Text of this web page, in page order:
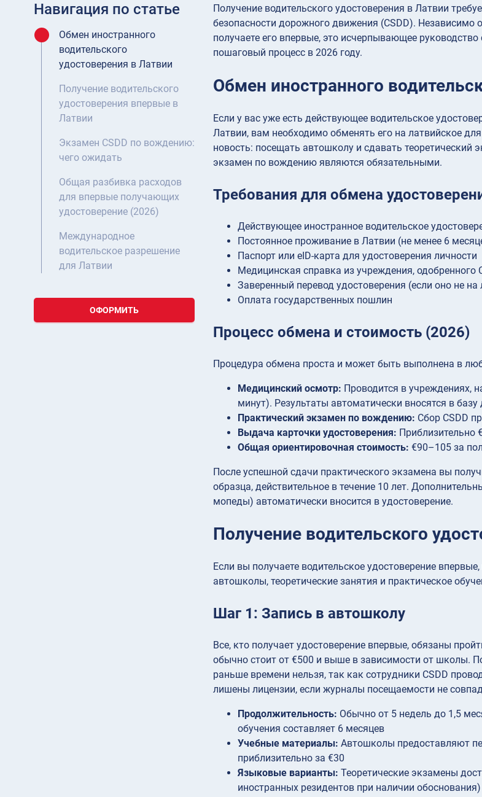
Навигация по статье
Обмен иностранного
водительского
удостоверения в Латвии
Получение водительского
удостоверения впервые в
Латвии
Экзамен CSDD по вождению:
чего ожидать
Общая разбивка расходов
для впервые получающих
удостоверение (2026)
Международное
водительское разрешение
для Латвии
ОФОРМИТЬ
Получение водительского удостоверения в Латвии
безопасности дорожного движения (CSDD). Независимо
получаете его впервые, это исчерпывающее
пошаговый процесс в 2026 году.
Обмен иностранного
Если у вас уже есть действующее водительское
Латвии, вам необходимо обменять его на латвийское
новость: посещать автошколу и сдавать
экзамен по вождению являются обязательными.
Требования для обмена
Действующее иностранное водительское
Постоянное проживание в Латвии (не менее 6
Паспорт или eID-карта для удостоверения личности
Медицинская справка из учреждения, одобренного
Заверенный перевод удостоверения (если оно не
Оплата государственных пошлин
Процесс обмена и стоимость (2026)
Процедура обмена проста и может быть выполнена в
Медицинский осмотр: Проводится в учреждениях,
минут). Результаты автоматически вносятся в базу
Практический экзамен по вождению: Сбор CSDD
Выдача карточки удостоверения: Приблизительно
Общая ориентировочная стоимость: €90–105 за
После успешной сдачи практического экзамена вы
образца, действительное в течение 10 лет.
мопеды) автоматически вносится в удостоверение.
Получение водительского
Если вы получаете водительское удостоверение
автошколы, теоретические занятия и практическое
Шаг 1: Запись в автошколу
Все, кто получает удостоверение впервые, обязаны
обычно стоит от €500 и выше в зависимости от школы.
раньше времени нельзя, так как сотрудники CSDD
лишены лицензии, если журналы посещаемости не
Продолжительность: Обычно от 5 недель до 1,5
обучения составляет 6 месяцев
Учебные материалы: Автошколы предоставляют
приблизительно за €30
Языковые варианты: Теоретические экзамены
иностранных резидентов при наличии обоснования)